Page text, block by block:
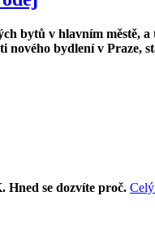
bytů v hlavním městě,
nového bydlení v Praze,
Hned se dozvíte proč.